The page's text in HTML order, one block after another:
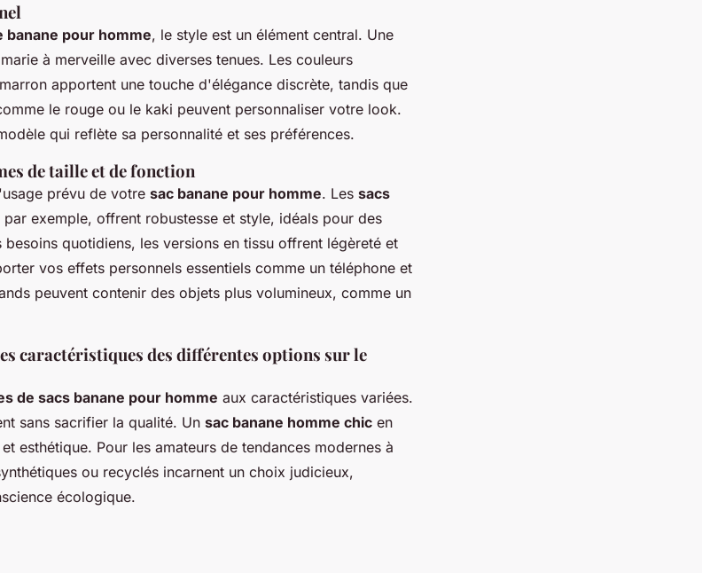
banane pour homme, le style est un élément central. Une
à merveille avec diverses tenues. Les couleurs
apportent une touche d'élégance discrète, tandis que
le rouge ou le kaki peuvent personnaliser votre look.
qui reflète sa personnalité et ses préférences.
de taille et de fonction
prévu de votre sac banane pour homme. Les sacs
par exemple, offrent robustesse et style, idéals pour des
quotidiens, les versions en tissu offrent légèreté et
vos effets personnels essentiels comme un téléphone et
peuvent contenir des objets plus volumineux, comme un
caractéristiques des différentes options sur le
de sacs banane pour homme aux caractéristiques variées.
sans sacrifier la qualité. Un sac banane homme chic en
esthétique. Pour les amateurs de tendances modernes à
ou recyclés incarnent un choix judicieux,
écologique.